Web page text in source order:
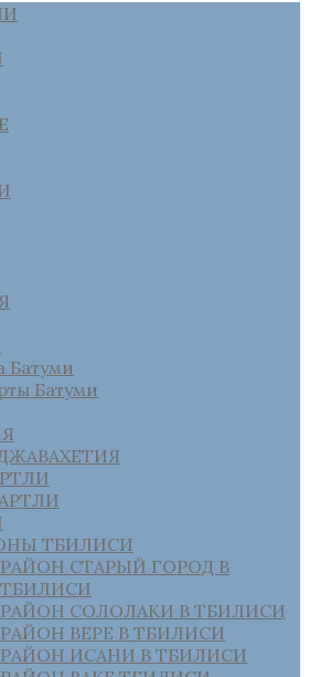
Батуми
Батуми
ТБИЛИСИ
РАЙОН СТАРЫЙ ГОРОД В
ТБИЛИСИ
РАЙОН СОЛОЛАКИ В ТБИЛИСИ
РАЙОН ВЕРЕ В ТБИЛИСИ
РАЙОН ИСАНИ В ТБИЛИСИ